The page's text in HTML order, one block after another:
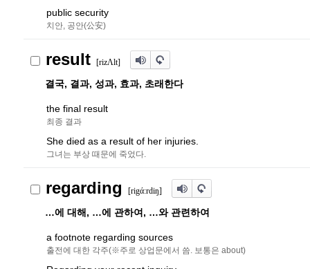
public security
치안, 공안(公安)
result [rizΛlt]
결국, 결과, 성과, 효과, 초래한다
the final result
최종 결과
She died as a result of her injuries.
그녀는 부상 때문에 죽었다.
regarding [rigάːrdiŋ]
…에 대해, …에 관하여, …와 관련하여
a footnote regarding sources
출전에 대한 각주(※주로 상업문에서 씀. 보통은 about)